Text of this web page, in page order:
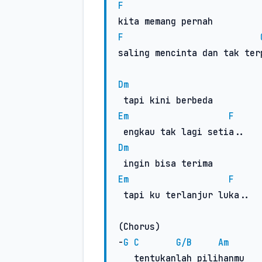
F
F
saling mencinta dan tak
Dm
Em
F
Dm
Em
F
(Chorus)
-G C G/B
Am